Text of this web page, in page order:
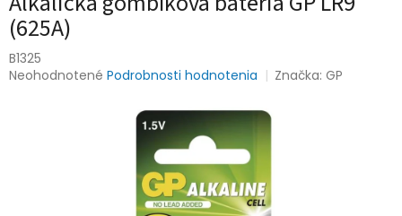
(625A)
B1325
Priemerné
Neohodnotené Podrobnosti hodnotenia Značka:GP